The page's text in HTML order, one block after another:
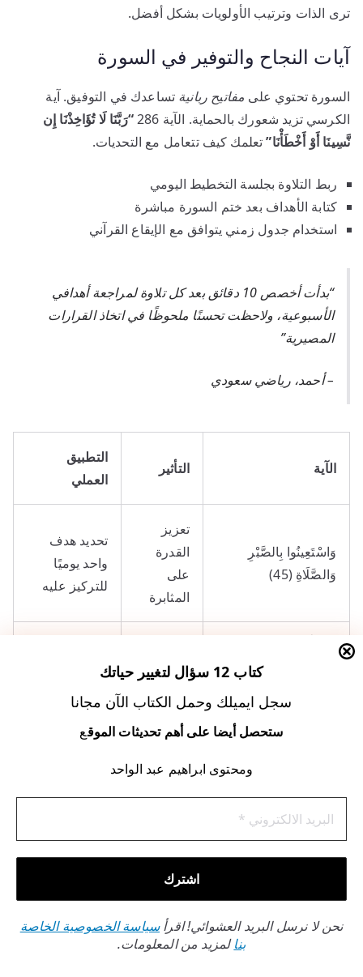
ترى الذات وترتيب الأولويات بشكل أفضل.
آيات النجاح والتوفير في السورة
السورة تحتوي على مفاتيح ربانية تساعدك في التوفيق. آية
الكرسي تزيد شعورك بالحماية. الآية 286
“رَبَّنَا لَا تُؤَاخِذْنَا إِن
نَّسِينَا أَوْ أَخْطَأْنَا”تعلمك كيف تتعامل مع التحديات.
ربط التلاوة بجلسة التخطيط اليومي
كتابة الأهداف بعد ختم السورة مباشرة
استخدام جدول زمني يتوافق مع الإيقاع القرآني
“بدأت أخصص 10 دقائق بعد كل تلاوة لمراجعة أهدافي
الأسبوعية، ولاحظت تحسنًا ملحوظًا في اتخاذ القرارات
المصيرية”
– أحمد، رياضي سعودي
الآية التأثير
التطبيق
العملي
وَاسْتَعِينُوا بِالصَّبْرِ
وَالصَّلَاةِ (45)
تعزيز
القدرة
على
المثابرة
تحديد هدف
واحد يوميًا
للتركيز عليه
حَتَّى يُغَيِّرُوا مَا
التغيير
الذاتي
الإنجازات
أسبوعيًا
هذه الخطوات البسيطة:
اختر وقتًا ثابتًا للتلاوة مع التركيز على آيات التوفيق
شارك تجربتك مع ثلاثة أشخاص لتعميم الفائدة
كيفية تحفيظ السورة للأطفال
كتاب 12 سؤال لتغيير حياتك
سجل ايميلك وحمل الكتاب الآن مجانا
ستحصل أيضا على أهم تحديثات الموقع
ومحتوى ابراهيم عبد الواحد
نحن لا نرسل البريد العشوائي! اقرأسياسة الخصوصية الخاصة
بنالمزيد من المعلومات.